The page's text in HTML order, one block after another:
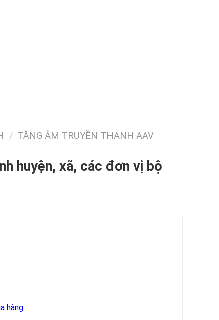
/ TĂNG ÂM TRUYỀN THANH AAV
huyện, xã, các đơn vị bộ
hàng